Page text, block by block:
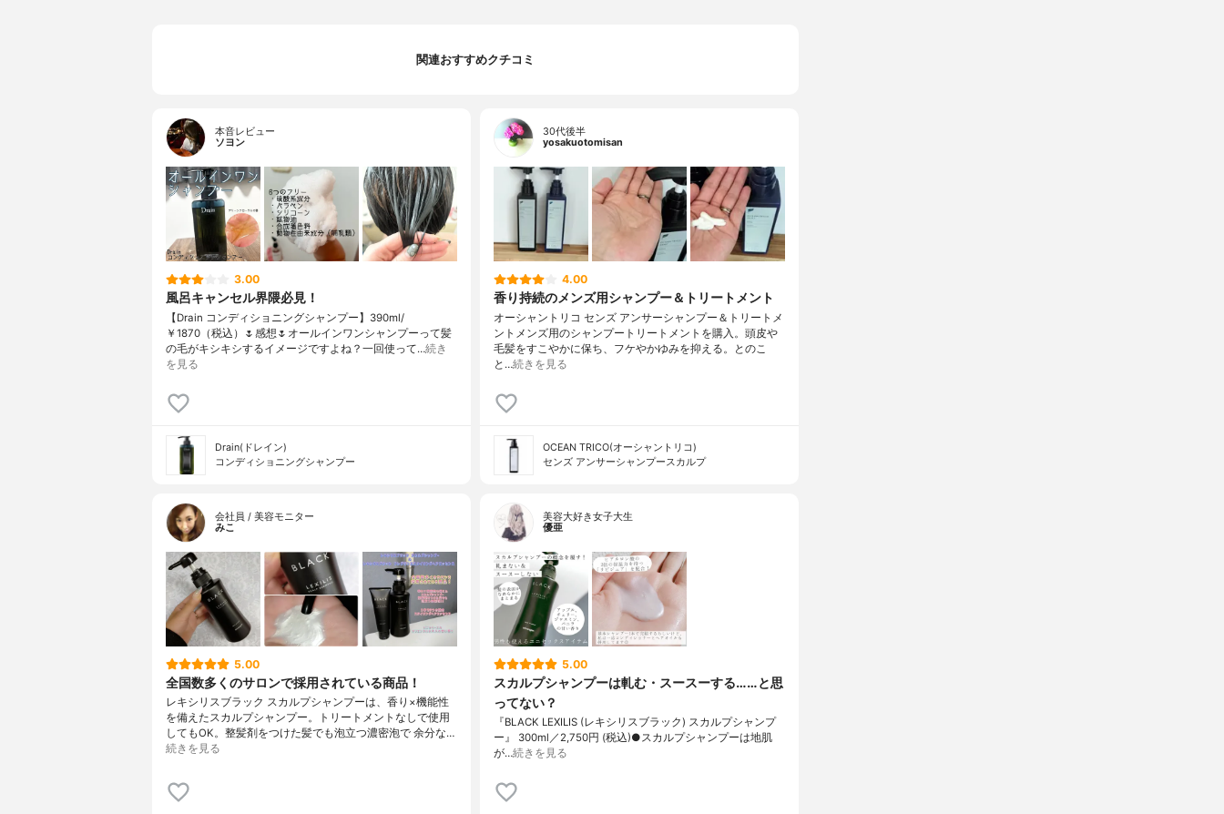
関連おすすめクチコミ
本音レビュー
ソヨン
3.00
風呂キャンセル界隈必見！
【Drain コンディショニングシャンプー】390ml/
￥1870（税込）🌷感想🌷オールインワンシャンプーって髪
の毛がキシキシするイメージですよね？一回使って…続き
を見る
Drain(ドレイン)
コンディショニングシャンプー
30代後半
yosakuotomisan
4.00
香り持続のメンズ用シャンプー＆トリートメント
オーシャントリコ センズ アンサーシャンプー＆トリートメ
ントメンズ用のシャンプートリートメントを購入。頭皮や
毛髪をすこやかに保ち、フケやかゆみを抑える。とのこ
と…続きを見る
OCEAN TRICO(オーシャントリコ)
センズ アンサーシャンプースカルプ
会社員 / 美容モニター
みこ
5.00
全国数多くのサロンで採用されている商品！
レキシリスブラック スカルプシャンプーは、香り×機能性
を備えたスカルプシャンプー。トリートメントなしで使用
してもOK。整髪剤をつけた髪でも泡立つ濃密泡で 余分な…
続きを見る
美容大好き女子大生
優亜
5.00
スカルプシャンプーは軋む・スースーする……と思
ってない？
『BLACK LEXILIS (レキシリスブラック) スカルプシャンプ
ー』 300ml／2,750円 (税込)●スカルプシャンプーは地肌
が…続きを見る